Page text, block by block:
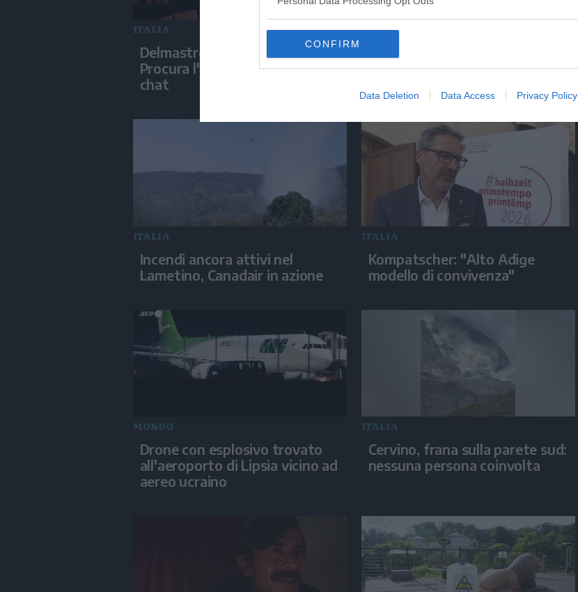
CONFIRM
Data Deletion Data Access Privacy Policy
ITALIA
Delmastro, la Camera nega alla
Procura l'acquisizione delle
chat
ITALIA
Torino, il recupero dell'auto
finita nel Po durante un
ITALIA
Incendi ancora attivi nel
Lametino, Canadair in azione
ITALIA
Kompatscher: "Alto Adige
modello di convivenza"
MONDO
Drone con esplosivo trovato
all'aeroporto di Lipsia vicino ad
aereo ucraino
ITALIA
Cervino, frana sulla parete sud:
nessuna persona coinvolta